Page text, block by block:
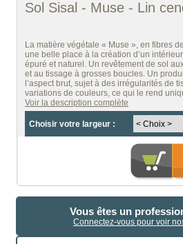
Sol Sisal - Muse - Lin
La matière végétale « Muse », en fibres
une belle place à la création d’un
épuré et naturel. Un revêtement de sol
et au tissage à grosses boucles. Un
l’aspect brut, sujet à des irrégularités de
variations de couleurs, ce qui le rend
Voir la description complète
Choisir votre largeur :
Vous êtes un
Connectez-vous pour voir